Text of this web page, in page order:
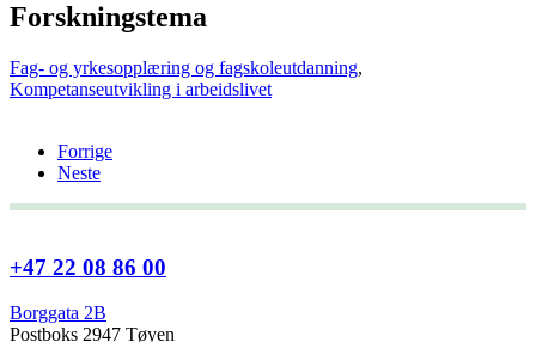
Forskningstema
Fag- og yrkesopplæring og fagskoleutdanning,
Kompetanseutvikling i arbeidslivet
Forrige
Neste
+47 22 08 86 00
Borggata 2B
Postboks 2947 Tøyen